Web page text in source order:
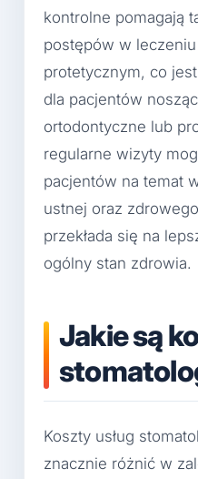
kontrolne pomagają
postępów w
protetycznym, co
dla pacjentów
ortodontyczne lub
regularne wizyty
pacjentów na temat
ustnej oraz
przekłada się na
ogólny stan zdrowia.
Jakie są
Koszty usług
znacznie różnić w